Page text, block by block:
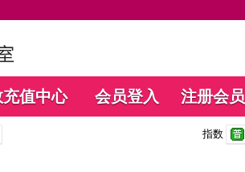
充值中心 会员登入 注册会员
指数